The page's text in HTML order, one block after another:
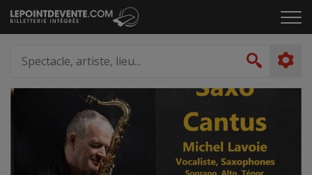
Passer
au
le
artiste,
lieu...